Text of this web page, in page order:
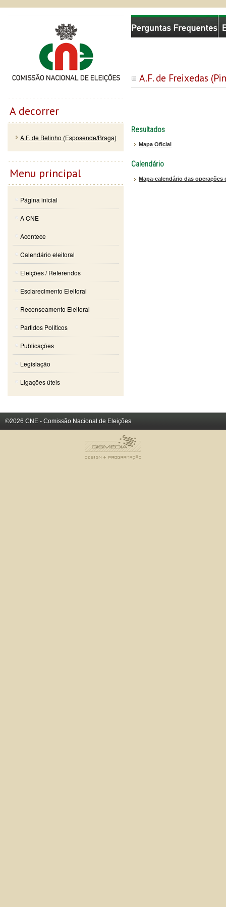
A.F. de Freixedas
Resultados
Mapa Oficial
Calendário
Mapa-calendário das operações
Comissão Nacional de Eleições
A decorrer
A.F. de Belinho (Esposende/Braga)
Menu principal
Página inicial
A CNE
Acontece
Calendário eleitoral
Eleições / Referendos
Esclarecimento Eleitoral
Recenseamento Eleitoral
Partidos Políticos
Publicações
Legislação
Ligações úteis
©2026 CNE - Comissão Nacional de Eleições